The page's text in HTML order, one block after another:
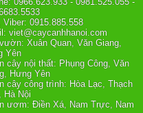
Viber: 0915.885.558
viet@caycanhhanoi.com
Xuân Quan, Văn Giang,
Yên
cây nội thất: Phụng Công, Văn
Hưng Yên
cây công trình: Hòa Lạc, Thạch
Hà Nội
ươm: Điền Xá, Nam Trực, Nam